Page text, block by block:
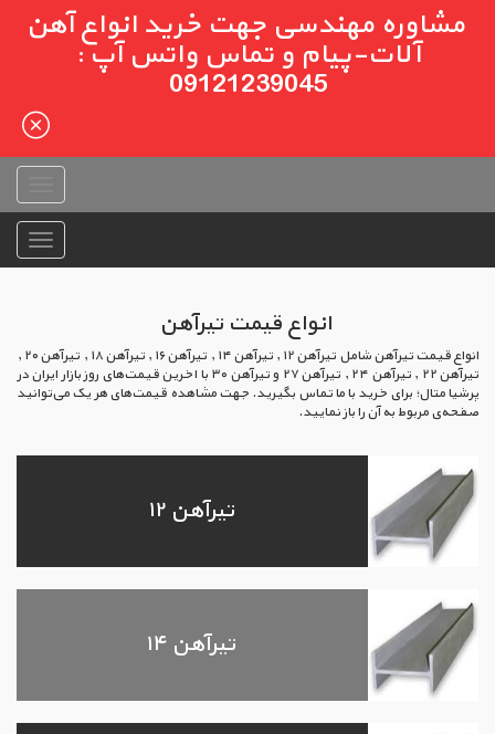
مشاوره مهندسی جهت خرید انواع آهن
آلات-پیام و تماس واتس آپ :
09121239045
انواع قیمت تیرآهن
انواع قیمت تیرآهن شامل تیرآهن ۱۲ , تیرآهن ۱۴ , تیرآهن ۱۶ , تیرآهن ۱۸ , تیرآهن ۲۰ ,
تیرآهن ۲۲ , تیرآهن ۲۴ , تیرآهن ۲۷ و تیرآهن ۳۰ با اخرین قیمت‌های روز بازار ایران در
پرشیا متال؛ برای خرید با ما تماس بگیرید. جهت مشاهده قیمت‌های هر یک می‌توانید
صفحه‌ی مربوط به آن را باز نمایید.
تیرآهن ۱۲
تیرآهن ۱۴